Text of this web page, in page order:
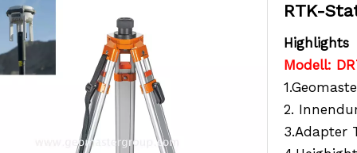
RTK-
Highlights
Modell:
2.
3.Adapter